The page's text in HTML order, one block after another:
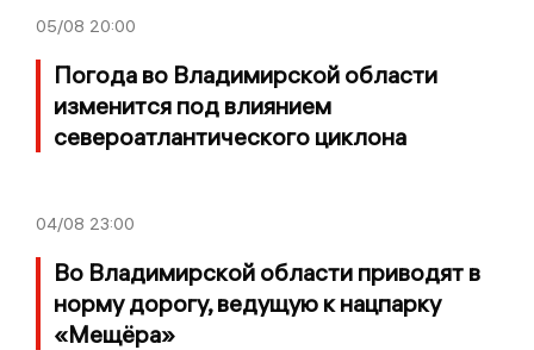
05/08 20:00
Погода во Владимирской области
изменится под влиянием
североатлантического циклона
04/08 23:00
Во Владимирской области приводят в
норму дорогу, ведущую к нацпарку
«Мещёра»